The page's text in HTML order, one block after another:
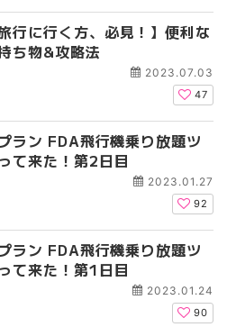
行に行く方、必見！】便利な
ち物&攻略法
2023.07.03
47
ラン FDA飛行機乗り放題ツ
て来た！第2日目
2023.01.27
92
ラン FDA飛行機乗り放題ツ
て来た！第1日目
2023.01.24
90